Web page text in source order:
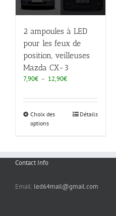
2 ampoules à LED
pour les feux de
position, veilleuses
Mazda CX-3
7,90€ – 12,90€Plage
prix :
Choix des
options
Détails
Contact Info
Email: led64mail@gmail.com